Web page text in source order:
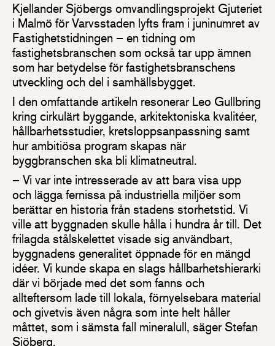
Kjellander Sjöbergs omvandlingsprojekt Gjuteriet
i Malmö för Varvsstaden lyfts fram i juninumret av
Fastighetstidningen – en tidning om
fastighetsbranschen som också tar upp ämnen
som har betydelse för fastighetsbranschens
utveckling och del i samhällsbygget.
I den omfattande artikeln resonerar Leo Gullbring
kring cirkulärt byggande, arkitektoniska kvalitéer,
hållbarhetsstudier, kretsloppsanpassning samt
hur ambitiösa program skapas när
byggbranschen ska bli klimatneutral.
– Vi var inte intresserade av att bara visa upp
och lägga fernissa på industriella miljöer som
berättar en historia från stadens storhetstid. Vi
ville att byggnaden skulle hålla i hundra år till. Det
frilagda stålskelettet visade sig användbart,
byggnadens generalitet öppnade för en mängd
idéer. Vi kunde skapa en slags hållbarhetshierarki
där vi började med det som fanns och
allteftersom lade till lokala, förnyelsebara material
och givetvis även några som inte helt håller
måttet, som i sämsta fall mineralull, säger Stefan
Sjöberg.